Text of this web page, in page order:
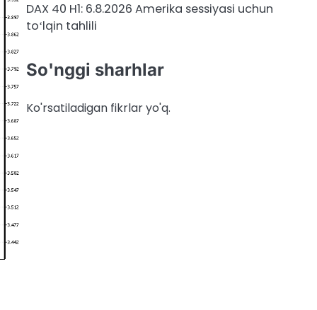
DAX 40 H1: 6.8.2026 Amerika sessiyasi uchun
toʻlqin tahlili
So'nggi sharhlar
Ko'rsatiladigan fikrlar yo'q.